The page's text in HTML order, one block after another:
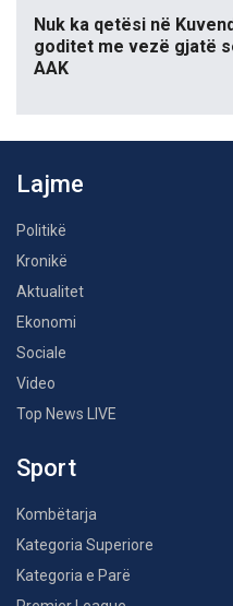
Nuk ka qetësi në
goditet me vezë gjatë
AAK
Lajme
Politikë
Kronikë
Aktualitet
Ekonomi
Sociale
Video
Top News LIVE
Sport
Kombëtarja
Kategoria Superiore
Kategoria e Parë